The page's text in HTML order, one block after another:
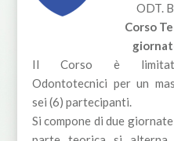
ODT.
Corso
Il Corso è
Odontotecnici per un
sei (6) partecipanti.
Si compone di due